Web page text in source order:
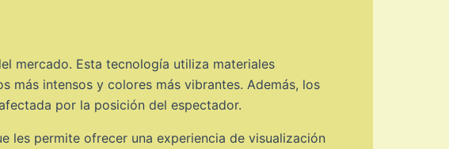
mercado. Esta tecnología utiliza materiales
más intensos y colores más vibrantes. Además, los
por la posición del espectador.
les permite ofrecer una experiencia de visualización